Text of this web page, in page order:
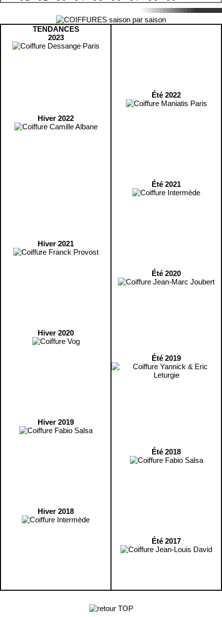
TENDANCES
2023
Hiver 2022
Hiver 2021
Hiver 2020
Hiver 2019
Hiver 2018
Été 2022
Été 2021
Été 2020
Été 2019
Été 2018
Été 2017